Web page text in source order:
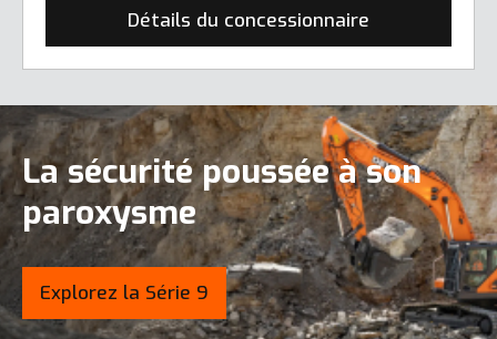
Détails du concessionnaire
La sécurité poussée à son
paroxysme
Explorez la Série 9